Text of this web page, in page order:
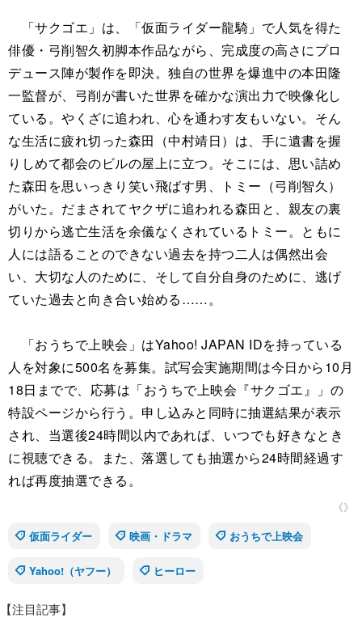
「サクゴエ」は、「仮面ライダー龍騎」で人気を得た
俳優・弓削智久初脚本作品ながら、完成度の高さにプロ
デュース陣が製作を即決。独自の世界を爆進中の本田隆
一監督が、弓削が書いた世界を確かな演出力で映像化し
ている。やくざに追われ、心を通わす友もいない。そん
な生活に疲れ切った森田（中村靖日）は、手に遺書を握
りしめて都会のビルの屋上に立つ。そこには、思い詰め
た森田を思いっきり笑い飛ばす男、トミー（弓削智久）
がいた。だまされてヤクザに追われる森田と、親友の裏
切りから逃亡生活を余儀なくされているトミー。ともに
人には語ることのできない過去を持つ二人は偶然出会
い、大切な人のために、そして自分自身のために、逃げ
ていた過去と向き合い始める……。
「おうちで上映会」はYahoo! JAPAN IDを持っている
人を対象に500名を募集。試写会実施期間は今日から10月
18日までで、応募は「おうちで上映会『サクゴエ』」の
特設ページから行う。申し込みと同時に抽選結果が表示
され、当選後24時間以内であれば、いつでも好きなとき
に視聴できる。また、落選しても抽選から24時間経過す
れば再度抽選できる。
《》
仮面ライダー
映画・ドラマ おうちで上映会
Yahoo!（ヤフー） ヒーロー
【注目記事】